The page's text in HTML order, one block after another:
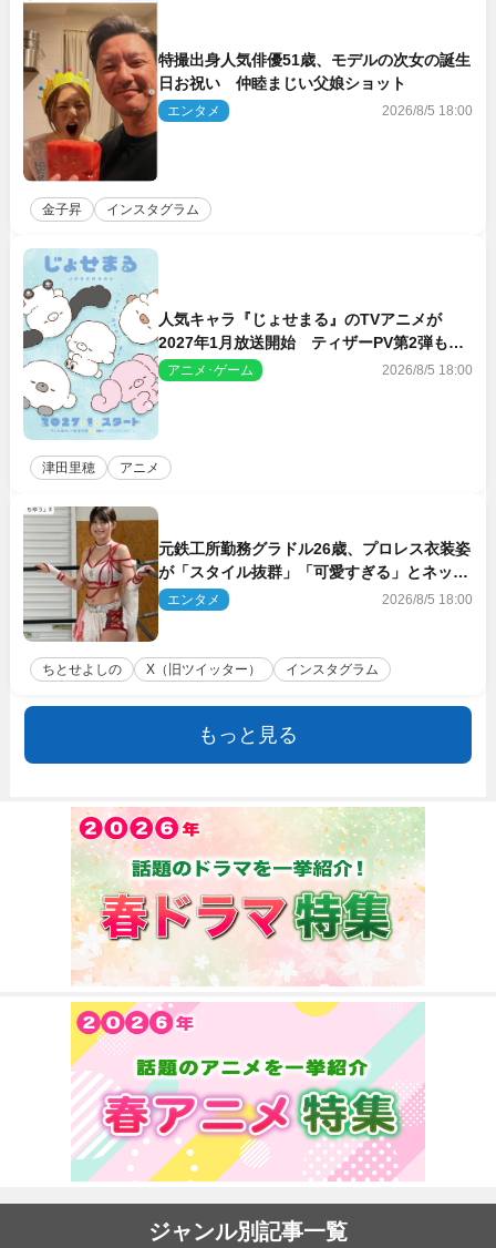
特撮出身人気俳優51歳、モデルの次女の誕生
日お祝い 仲睦まじい父娘ショット
エンタメ 2026/8/5 18:00
金子昇 インスタグラム
人気キャラ『じょせまる』のTVアニメが
2027年1月放送開始 ティザーPV第2弾も解
禁に
アニメ･ゲーム 2026/8/5 18:00
津田里穂 アニメ
元鉄工所勤務グラドル26歳、プロレス衣装姿
が「スタイル抜群」「可愛すぎる」とネット
衝撃
エンタメ 2026/8/5 18:00
ちとせよしの X（旧ツイッター） インスタグラム
もっと見る
ジャンル別記事一覧